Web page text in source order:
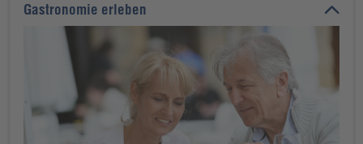
Gastronomie erleben